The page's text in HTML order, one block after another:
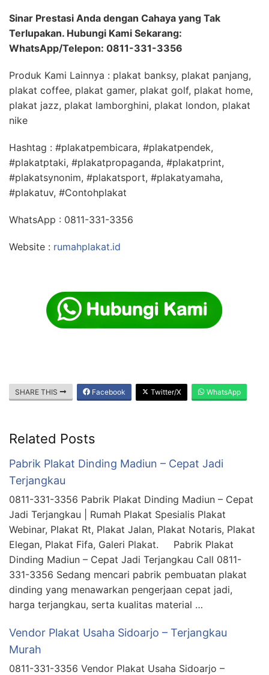
Sinar Prestasi Anda dengan Cahaya yang Tak
Terlupakan. Hubungi Kami Sekarang:
WhatsApp/Telepon: 0811-331-3356
Produk Kami Lainnya : plakat banksy, plakat panjang,
plakat coffee, plakat gamer, plakat golf, plakat home,
plakat jazz, plakat lamborghini, plakat london, plakat
nike
Hashtag : #plakatpembicara, #plakatpendek,
#plakatptaki, #plakatpropaganda, #plakatprint,
#plakatsynonim, #plakatsport, #plakatyamaha,
#plakatuv, #Contohplakat
WhatsApp : 0811-331-3356
Website : rumahplakat.id
SHARE THIS Facebook Twitter/X WhatsApp
Related Posts
Pabrik Plakat Dinding Madiun – Cepat Jadi
Terjangkau
0811-331-3356 Pabrik Plakat Dinding Madiun – Cepat
Jadi Terjangkau | Rumah Plakat Spesialis Plakat
Webinar, Plakat Rt, Plakat Jalan, Plakat Notaris, Plakat
Elegan, Plakat Fifa, Galeri Plakat. Pabrik Plakat
Dinding Madiun – Cepat Jadi Terjangkau Call 0811-
331-3356 Sedang mencari pabrik pembuatan plakat
dinding yang menawarkan pengerjaan cepat jadi,
harga terjangkau, serta kualitas material …
Vendor Plakat Usaha Sidoarjo – Terjangkau
Murah
0811-331-3356 Vendor Plakat Usaha Sidoarjo –